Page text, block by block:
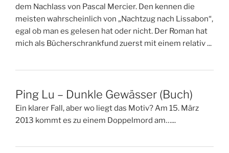
dem Nachlass von Pascal Mercier. Den kennen die
meisten wahrscheinlich von „Nachtzug nach Lissabon“,
egal ob man es gelesen hat oder nicht. Der Roman hat
mich als Bücherschrankfund zuerst mit einem relativ ...
Ping Lu – Dunkle Gewässer (Buch)
Ein klarer Fall, aber wo liegt das Motiv? Am 15. März
2013 kommt es zu einem Doppelmord am…...